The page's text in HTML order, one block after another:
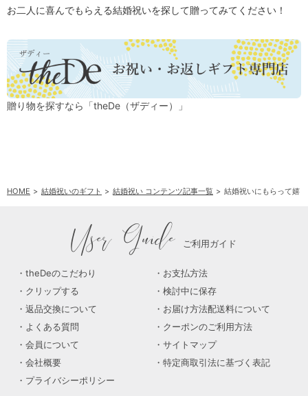
お二人に喜んでもらえる結婚祝いを探して贈ってみてください！
贈り物を探すなら「theDe（ザディー）」
HOME 結婚祝いのギフト 結婚祝い コンテンツ記事一覧 結婚祝いにもらって嬉
User Guide ご利用ガイド
theDeのこだわり
お支払方法
クリップする
検討中に保存
返品交換について
お届け方法配送料について
よくある質問
クーポンのご利用方法
会員について
サイトマップ
会社概要
特定商取引法に基づく表記
プライバシーポリシー